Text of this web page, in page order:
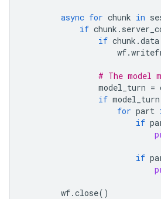
async for chunk in
if chunk .
if chunk .data
wf.
# The model
model_turn =
if model_turn
for part
if
if
wf.close()